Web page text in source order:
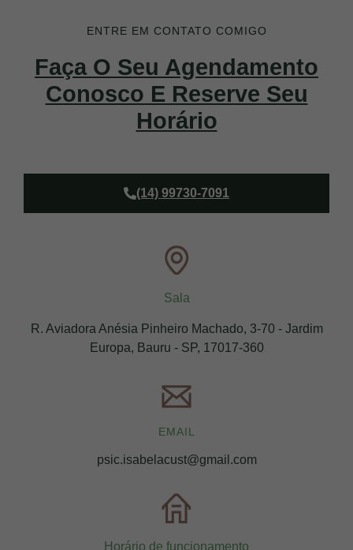
ENTRE EM CONTATO COMIGO
Faça O Seu Agendamento
Conosco E Reserve Seu
Horário
(14) 99730-7091
Sala
R. Aviadora Anésia Pinheiro Machado, 3-70 - Jardim
Europa, Bauru - SP, 17017-360
EMAIL
psic.isabelacust@gmail.com
Horário de funcionamento